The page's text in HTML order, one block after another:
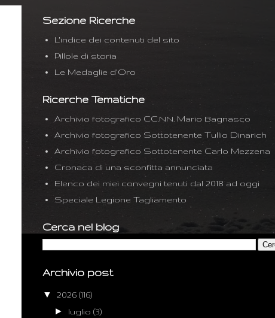
Sezione Ricerche
L'indice dei contenuti del sito
Pillole di storia
Le Medaglie d'Oro
Ricerche Tematiche
Archivio fotografico CC.NN. Mario Bagnasco
Archivio fotografico Sottotenente Tullio Dinarich
Archivio fotografico Sottotenente Carlo Mezzena
Cronaca di una sconfitta annunciata
Elenco dei miei convegni tenuti dal 2018 ad oggi
Speciale Legione Tagliamento
Cerca nel blog
Archivio post
▼ 2026 (116)
► luglio(3)